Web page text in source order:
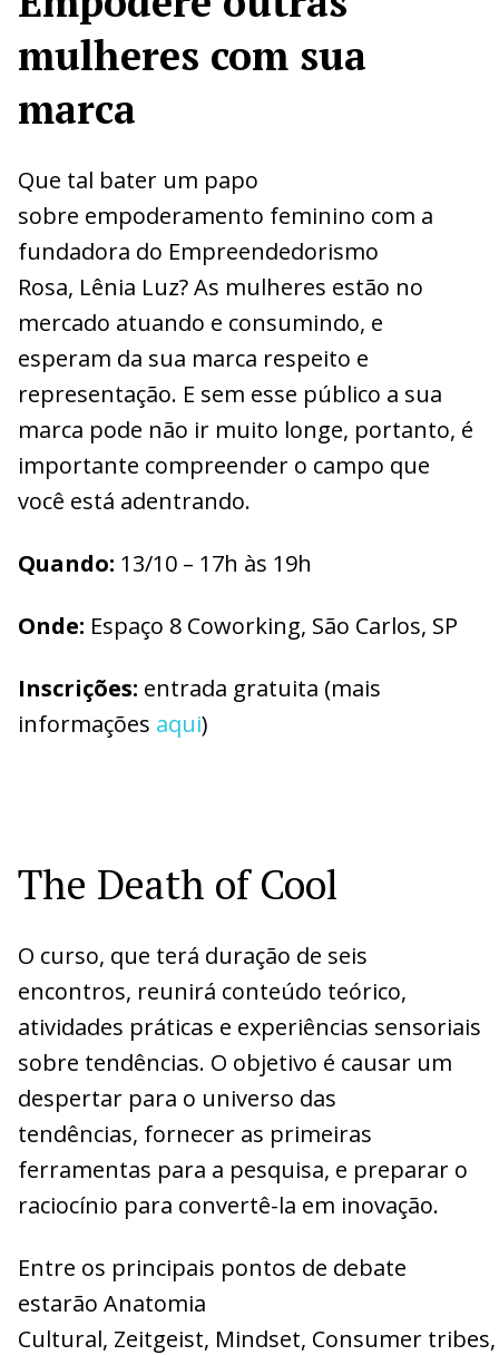
mulheres com sua
marca
Que tal bater um papo
sobre empoderamento feminino com a
fundadora do Empreendedorismo
Rosa, Lênia Luz? As mulheres estão no
mercado atuando e consumindo, e
esperam da sua marca respeito e
representação. E sem esse público a sua
marca pode não ir muito longe, portanto, é
importante compreender o campo que
você está adentrando.
Quando: 13/10 – 17h às 19h
Onde: Espaço 8 Coworking, São Carlos, SP
Inscrições: entrada gratuita (mais
informações aqui)
The Death of Cool
O curso, que terá duração de seis
encontros, reunirá conteúdo teórico,
atividades práticas e experiências sensoriais
sobre tendências. O objetivo é causar um
despertar para o universo das
tendências, fornecer as primeiras
ferramentas para a pesquisa, e preparar o
raciocínio para convertê-la em inovação.
Entre os principais pontos de debate
estarão Anatomia
Cultural, Zeitgeist, Mindset, Consumer